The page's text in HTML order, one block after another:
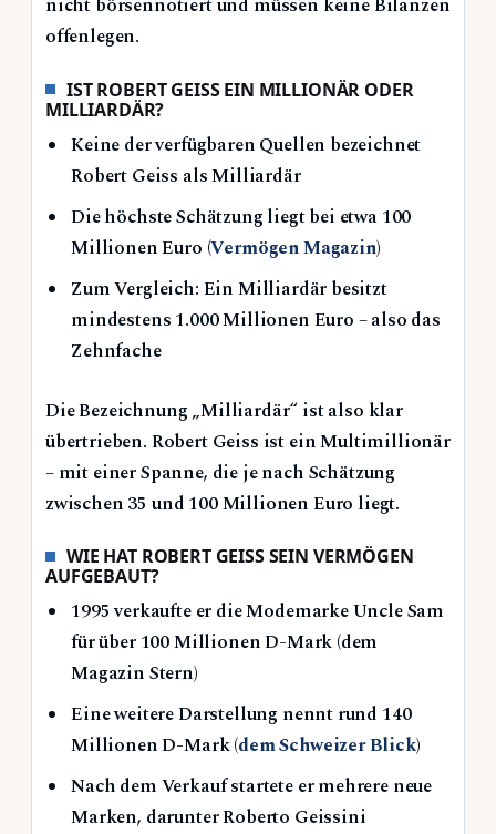
nicht börsennotiert und müssen keine Bilanzen
offenlegen.
IST ROBERT GEISS EIN MILLIONÄR ODER
MILLIARDÄR?
Keine der verfügbaren Quellen bezeichnet
Robert Geiss als Milliardär
Die höchste Schätzung liegt bei etwa 100
Millionen Euro (Vermögen Magazin)
Zum Vergleich: Ein Milliardär besitzt
mindestens 1.000 Millionen Euro – also das
Zehnfache
Die Bezeichnung „Milliardär“ ist also klar
übertrieben. Robert Geiss ist ein Multimillionär
– mit einer Spanne, die je nach Schätzung
zwischen 35 und 100 Millionen Euro liegt.
WIE HAT ROBERT GEISS SEIN VERMÖGEN
AUFGEBAUT?
1995 verkaufte er die Modemarke Uncle Sam
für über 100 Millionen D-Mark (dem
Magazin Stern)
Eine weitere Darstellung nennt rund 140
Millionen D-Mark (dem Schweizer Blick)
Nach dem Verkauf startete er mehrere neue
Marken, darunter Roberto Geissini